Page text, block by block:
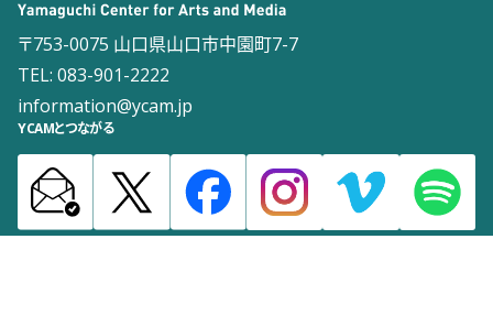
〒753-0075 山口県山口市中園町7-7
TEL: 083-901-2222
information@ycam.jp
YCAMとつながる